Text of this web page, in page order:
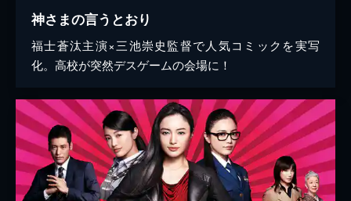
神さまの言うとおり
福士蒼汰主演×三池崇史監督で人気コミックを実写
化。高校が突然デスゲームの会場に！